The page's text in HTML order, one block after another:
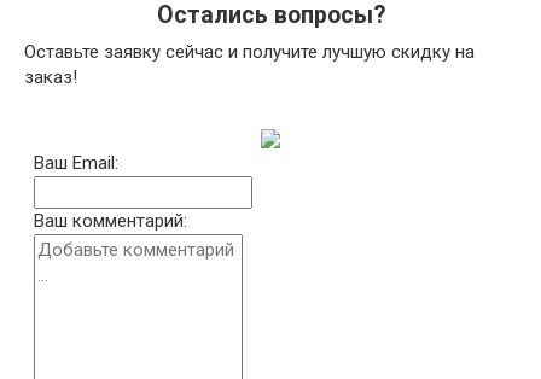
Остались вопросы?
Оставьте заявку сейчас и получите лучшую скидку на
заказ!
Ваш Email:
Ваш комментарий: